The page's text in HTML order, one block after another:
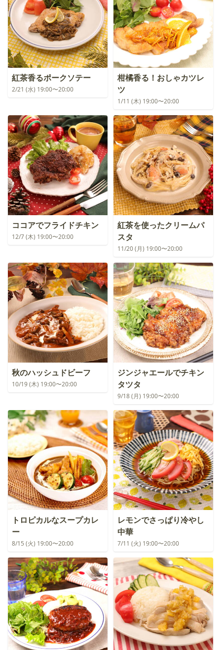
紅茶香るポークソテー
2/21 (水) 19:00〜20:00
柑橘香る！おしゃカツレ
ツ
1/11 (木) 19:00〜20:00
ココアでフライドチキン
12/7 (木) 19:00〜20:00
紅茶を使ったクリームパ
スタ
11/20 (月) 19:00〜20:00
秋のハッシュドビーフ
10/19 (木) 19:00〜20:00
ジンジャエールでチキン
タツタ
9/18 (月) 19:00〜20:00
トロピカルなスープカレ
ー
8/15 (火) 19:00〜20:00
レモンでさっぱり冷やし
中華
7/11 (火) 19:00〜20:00